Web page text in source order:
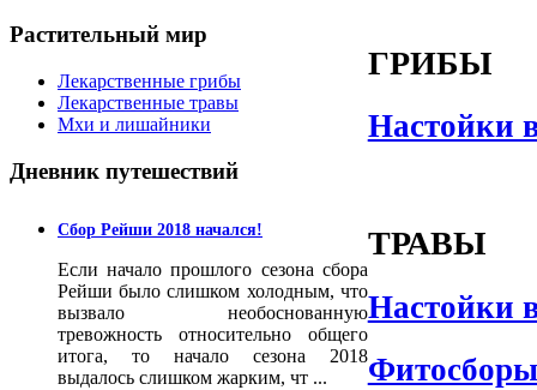
ГРИБЫ
Настойки
ТРАВЫ
Настойки
Фитосборы
Растительный мир
Лекарственные грибы
Лекарственные травы
Мхи и лишайники
Дневник путешествий
Сбор Рейши 2018 начался!
Если начало прошлого сезона сбора
Рейши было слишком холодным, что
вызвало необоснованную
тревожность относительно общего
итога, то начало сезона 2018
выдалось слишком жарким, чт ...